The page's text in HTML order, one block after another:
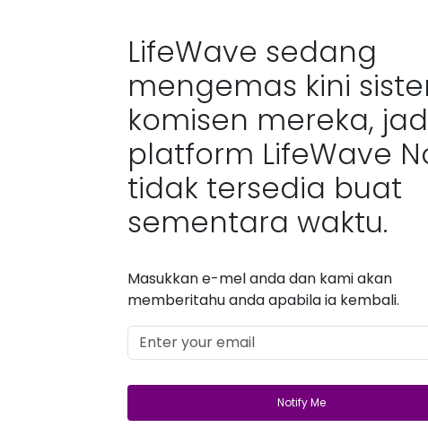
LifeWave sedang
mengemas kini
komisen mereka,
platform LifeWave
tidak tersedia buat
sementara waktu.
Masukkan e-mel anda dan kami akan
memberitahu anda apabila ia kembali.